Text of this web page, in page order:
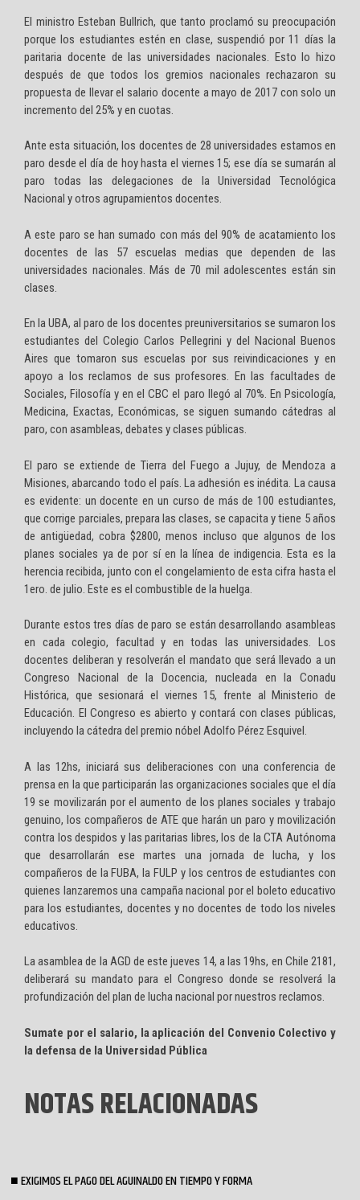
El ministro Esteban Bullrich, que tanto proclamó su preocupación
porque los estudiantes estén en clase, suspendió por 11 días la
paritaria docente de las universidades nacionales. Esto lo hizo
después de que todos los gremios nacionales rechazaron su
propuesta de llevar el salario docente a mayo de 2017 con solo un
incremento del 25% y en cuotas.
Ante esta situación, los docentes de 28 universidades estamos en
paro desde el día de hoy hasta el viernes 15; ese día se sumarán al
paro todas las delegaciones de la Universidad Tecnológica
Nacional y otros agrupamientos docentes.
A este paro se han sumado con más del 90% de acatamiento los
docentes de las 57 escuelas medias que dependen de las
universidades nacionales. Más de 70 mil adolescentes están sin
clases.
En la UBA, al paro de los docentes preuniversitarios se sumaron los
estudiantes del Colegio Carlos Pellegrini y del Nacional Buenos
Aires que tomaron sus escuelas por sus reivindicaciones y en
apoyo a los reclamos de sus profesores. En las facultades de
Sociales, Filosofía y en el CBC el paro llegó al 70%. En Psicología,
Medicina, Exactas, Económicas, se siguen sumando cátedras al
paro, con asambleas, debates y clases públicas.
El paro se extiende de Tierra del Fuego a Jujuy, de Mendoza a
Misiones, abarcando todo el país. La adhesión es inédita. La causa
es evidente: un docente en un curso de más de 100 estudiantes,
que corrige parciales, prepara las clases, se capacita y tiene 5 años
de antigüedad, cobra $2800, menos incluso que algunos de los
planes sociales ya de por sí en la línea de indigencia. Esta es la
herencia recibida, junto con el congelamiento de esta cifra hasta el
1ero. de julio. Este es el combustible de la huelga.
Durante estos tres días de paro se están desarrollando asambleas
en cada colegio, facultad y en todas las universidades. Los
docentes deliberan y resolverán el mandato que será llevado a un
Congreso Nacional de la Docencia, nucleada en la Conadu
Histórica, que sesionará el viernes 15, frente al Ministerio de
Educación. El Congreso es abierto y contará con clases públicas,
incluyendo la cátedra del premio nóbel Adolfo Pérez Esquivel.
A las 12hs, iniciará sus deliberaciones con una conferencia de
prensa en la que participarán las organizaciones sociales que el día
19 se movilizarán por el aumento de los planes sociales y trabajo
genuino, los compañeros de ATE que harán un paro y movilización
contra los despidos y las paritarias libres, los de la CTA Autónoma
que desarrollarán ese martes una jornada de lucha, y los
compañeros de la FUBA, la FULP y los centros de estudiantes con
quienes lanzaremos una campaña nacional por el boleto educativo
para los estudiantes, docentes y no docentes de todo los niveles
educativos.
La asamblea de la AGD de este jueves 14, a las 19hs, en Chile 2181,
deliberará su mandato para el Congreso donde se resolverá la
profundización del plan de lucha nacional por nuestros reclamos.
Sumate por el salario, la aplicación del Convenio Colectivo y
la defensa de la Universidad Pública
NOTAS RELACIONADAS
EXIGIMOS EL PAGO DEL AGUINALDO EN TIEMPO Y FORMA